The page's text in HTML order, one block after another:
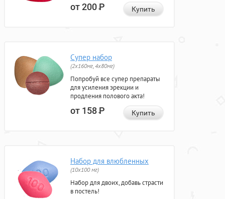
от 200Р Купить
Супер набор
(2х160мг, 4х80мг)
Попробуй все супер препараты
для усиления эрекции и
продления полового акта!
от 158Р Купить
Набор для влюбленных
(10х100 мг)
Набор для двоих, добавь страсти
в постель!